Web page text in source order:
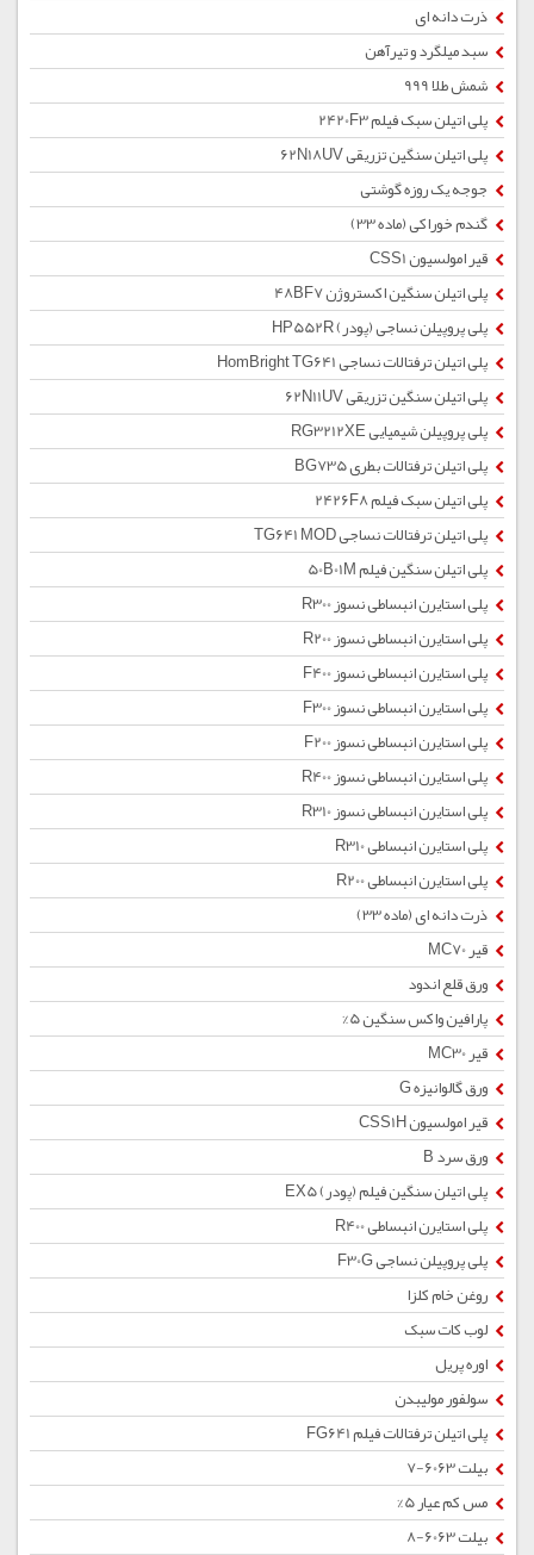
ذرت دانه ای
سبد میلگرد و تیرآهن
شمش طلا 999
پلی اتیلن سبک فیلم 2420F3
پلی اتیلن سنگین تزریقی 62N18UV
جوجه یک روزه گوشتی
گندم خوراکی (ماده 33)
قیر امولسیون CSS1
پلی اتیلن سنگین اکستروژن 48BF7
پلی پروپیلن نساجی (پودر) HP552R
پلی اتیلن ترفتالات نساجی HomBright TG641
پلی اتیلن سنگین تزریقی 62N11UV
پلی پروپیلن شیمیایی RG3212XE
پلی اتیلن ترفتالات بطری BG735
پلی اتیلن سبک فیلم 2426F8
پلی اتیلن ترفتالات نساجی TG641 MOD
پلی اتیلن سنگین فیلم 50B01M
پلی استایرن انبساطی نسوز R300
پلی استایرن انبساطی نسوز R200
پلی استایرن انبساطی نسوز F400
پلی استایرن انبساطی نسوز F300
پلی استایرن انبساطی نسوز F200
پلی استایرن انبساطی نسوز R400
پلی استایرن انبساطی نسوز R310
پلی استایرن انبساطی R310
پلی استایرن انبساطی R200
ذرت دانه ای (ماده 33)
قیر MC70
ورق قلع اندود
پارافین واکس سنگین 5%
قیر MC30
ورق گالوانیزه G
قیر امولسیون CSS1H
ورق سرد B
پلی اتیلن سنگین فیلم (پودر) EX5
پلی استایرن انبساطی R400
پلی پروپیلن نساجی F30G
روغن خام کلزا
لوب کات سبک
اوره پریل
سولفور مولیبدن
پلی اتیلن ترفتالات فیلم FG641
بیلت 6063-7
مس کم عیار 5%
بیلت 6063-8